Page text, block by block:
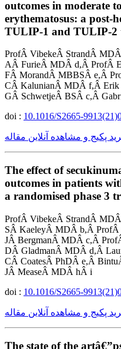
outcomes in moderate
erythematosus: a post-
TULIP-1 and TULIP-2
ProfÂ VibekeÂ StrandÂ
AÂ FurieÂ MDÂ d,Â ProfÂ
FÂ MorandÂ MBBSÂ e,Â
CÂ KalunianÂ MDÂ f,Â Erik
GÂ SchwetjeÂ BSÂ c,Â
doi : 10.1016/S2665-
پکیج و مشاهده آنلاین مقاله
The effect of
outcomes in patients
a randomised phase 3
ProfÂ VibekeÂ StrandÂ
SÂ KaeleyÂ MDÂ b,Â ProfÂ
JÂ BergmanÂ MDÂ c,Â
DÂ GladmanÂ MDÂ d,Â
CÂ CoatesÂ PhDÂ e,Â
JÂ MeaseÂ MDÂ hÂ i
doi : 10.1016/S2665-
پکیج و مشاهده آنلاین مقاله
The state of the